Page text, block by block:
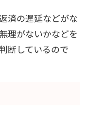
済の遅延などがな
理がないかなどを
断しているので